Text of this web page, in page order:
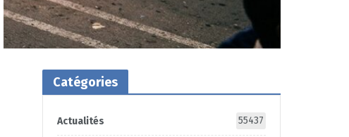
Catégories
Actualités 55437